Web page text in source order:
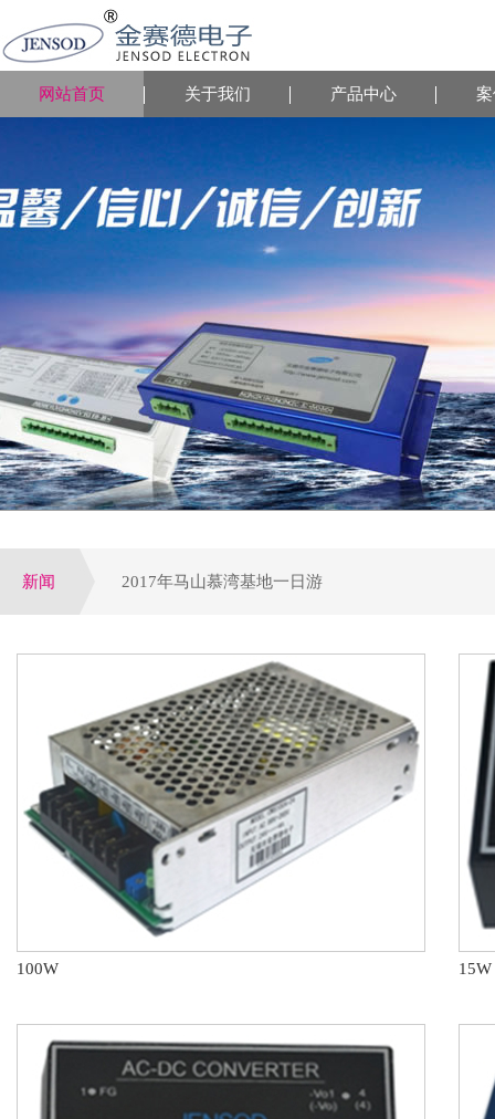
网站首页 关于我们 产品中心
新闻 2017年马山慕湾基地一日游
公司荣获电气行业优选潜力品牌，配电领域十大优
参加第四届电力行业变配电及电能质量专业技术交
第八届配电自动化技术应用论坛于大连圆满落下帷
100W 15W